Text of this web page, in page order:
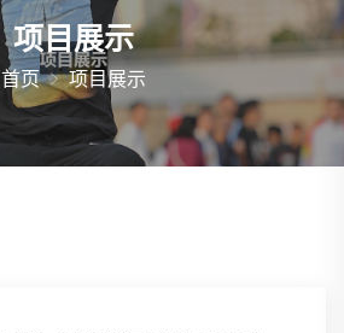
项目展示
首页 项目展示